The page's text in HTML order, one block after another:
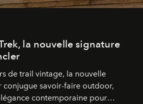
la nouvelle signature
de trail vintage, la nouvelle
conjugue savoir-faire outdoor,
contemporaine pour